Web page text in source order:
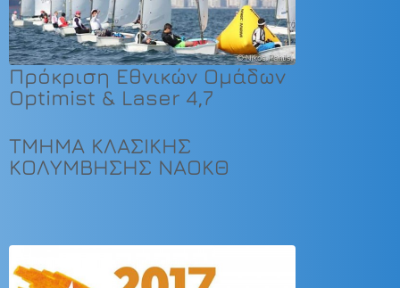
Πρόκριση Εθνικών Ομάδων
Optimist & Laser 4,7
ΤΜΗΜΑ ΚΛΑΣΙΚΗΣ
ΚΟΛΥΜΒΗΣΗΣ ΝΑΟΚΘ